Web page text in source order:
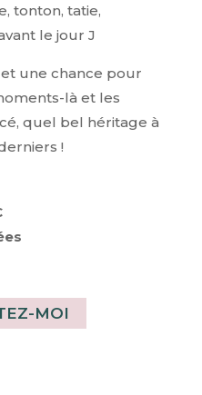
tonton, tatie,
le jour J
une chance pour
là et les
quel bel héritage à
!
MOI